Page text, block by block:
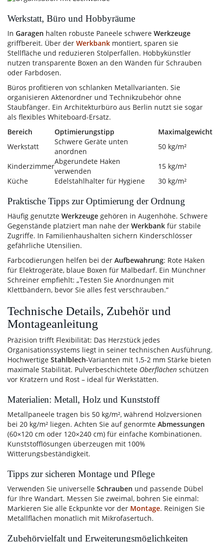
Werkstatt, Büro und Hobbyräume
In Garagen halten robuste Paneele schwere Werkzeuge
griffbereit. Über der Werkbank montiert, sparen sie
Stellfläche und reduzieren Stolperfallen. Hobbykünstler
nutzen transparente Boxen an den Wänden für Schrauben
oder Farbdosen.
Büros profitieren von schlanken Metallvarianten. Sie
organisieren Aktenordner und Technikzubehör ohne
Staubfänger. Ein Architekturbüro aus Berlin nutzt sie sogar
als flexibles Whiteboard-Ersatz.
Bereich
Optimierungstipp
Maximalgewicht
Werkstatt
Schwere Geräte unten
anordnen
50 kg/m²
Kinderzimmer
Abgerundete Haken
verwenden
15 kg/m²
Küche
Edelstahlhalter für Hygiene 30 kg/m²
Praktische Tipps zur Optimierung der Ordnung
Häufig genutzte Werkzeuge gehören in Augenhöhe. Schwere
Gegenstände platziert man nahe der Werkbank für stabile
Zugriffe. In Familienhaushalten sichern Kinderschlösser
gefährliche Utensilien.
Farbcodierungen helfen bei der Aufbewahrung: Rote Haken
für Elektrogeräte, blaue Boxen für Malbedarf. Ein Münchner
Schreiner empfiehlt: „Testen Sie Anordnungen mit
Klettbändern, bevor Sie alles fest verschrauben.“
Technische Details, Zubehör und
Montageanleitung
Präzision trifft Flexibilität: Das Herzstück jedes
Organisationssystems liegt in seiner technischen Ausführung.
Hochwertige Stahlblech-Varianten mit 1,5-2 mm Stärke bieten
maximale Stabilität. Pulverbeschichtete Oberflächen schützen
vor Kratzern und Rost – ideal für Werkstätten.
Materialien: Metall, Holz und Kunststoff
Metallpaneele tragen bis 50 kg/m², während Holzversionen
bei 20 kg/m² liegen. Achten Sie auf genormte Abmessungen
(60×120 cm oder 120×240 cm) für einfache Kombinationen.
Kunststofflösungen überzeugen mit 100%
Witterungsbeständigkeit.
Tipps zur sicheren Montage und Pflege
Verwenden Sie universelle Schrauben und passende Dübel
für Ihre Wandart. Messen Sie zweimal, bohren Sie einmal:
Markieren Sie alle Eckpunkte vor der Montage. Reinigen Sie
Metallflächen monatlich mit Mikrofasertuch.
Zubehörvielfalt und Erweiterungsmöglichkeiten